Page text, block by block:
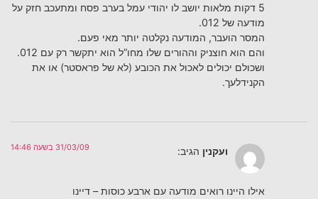
5 דקות מלאות יושב לו יהודי עמל בערב פסח ומתעכב חזק על
מודעה של 012.
המסר הועבר, המודעה נקלטה יותר מאי פעם.
והם הוא חוצניק וההורים שלו מחו”ל הוא יתקשר רק עם 012.
ושכולם יכולים לאכול את הכובע (לא של פראסטר) או את
הקנידלעך.
ועקנין הגיב: 31/03/09 בשעה 14:46
אילו היינו רואים מודעה עם ארבע כוסות – דיינו